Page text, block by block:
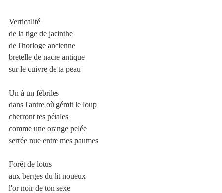
Verticalité
de la tige de jacinthe
de l'horloge ancienne
bretelle de nacre antique
sur le cuivre de ta peau
Un à un fébriles
dans l'antre où gémit le loup
cherront tes pétales
comme une orange pelée
serrée nue entre mes paumes
Forêt de lotus
aux berges du lit noueux
l'or noir de ton sexe